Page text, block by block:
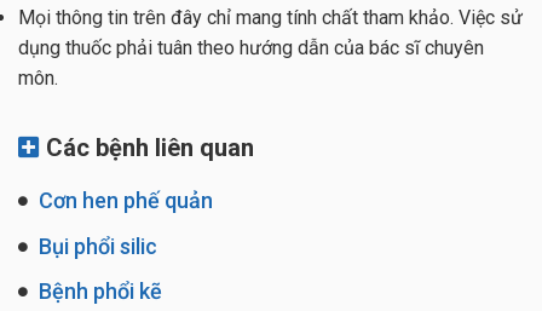
Mọi thông tin trên đây chỉ mang tính chất tham khảo. Việc sử
dụng thuốc phải tuân theo hướng dẫn của bác sĩ chuyên
môn.
Các bệnh liên quan
Cơn hen phế quản
Bụi phổi silic
Bệnh phổi kẽ